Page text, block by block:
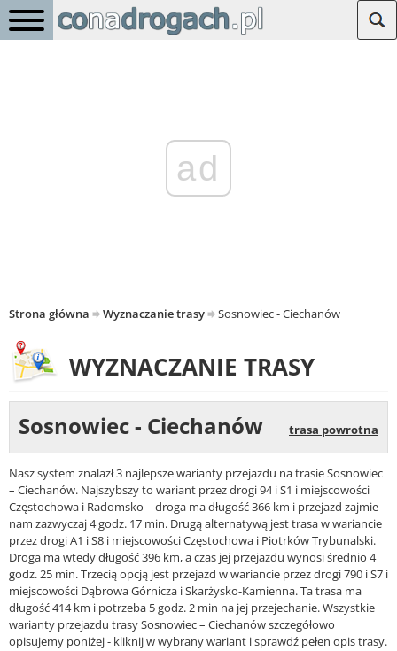
ad
Strona główna Wyznaczanie trasy Sosnowiec - Ciechanów
WYZNACZANIE TRASY
Sosnowiec - Ciechanów trasa powrotna
Nasz system znalazł 3 najlepsze warianty przejazdu na trasie Sosnowiec
– Ciechanów. Najszybszy to wariant przez drogi 94 i S1 i miejscowości
Częstochowa i Radomsko – droga ma długość 366 km i przejazd zajmie
nam zazwyczaj 4 godz. 17 min. Drugą alternatywą jest trasa w wariancie
przez drogi A1 i S8 i miejscowości Częstochowa i Piotrków Trybunalski.
Droga ma wtedy długość 396 km, a czas jej przejazdu wynosi średnio 4
godz. 25 min. Trzecią opcją jest przejazd w wariancie przez drogi 790 i S7 i
miejscowości Dąbrowa Górnicza i Skarżysko-Kamienna. Ta trasa ma
długość 414 km i potrzeba 5 godz. 2 min na jej przejechanie. Wszystkie
warianty przejazdu trasy Sosnowiec – Ciechanów szczegółowo
opisujemy poniżej - kliknij w wybrany wariant i sprawdź pełen opis trasy.